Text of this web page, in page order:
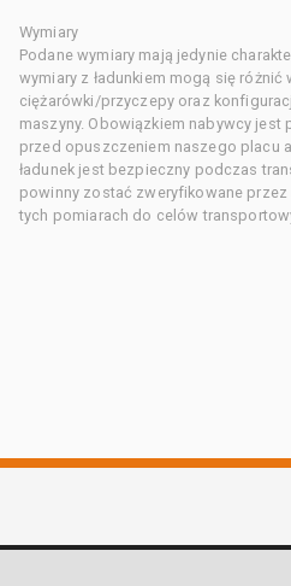
Wymiary
Podane wymiary mają jedynie
wymiary z ładunkiem mogą się
ciężarówki/przyczepy oraz
maszyny. Obowiązkiem nabywcy jest
przed opuszczeniem naszego placu
ładunek jest bezpieczny podczas
powinny zostać zweryfikowane
tych pomiarach do celów